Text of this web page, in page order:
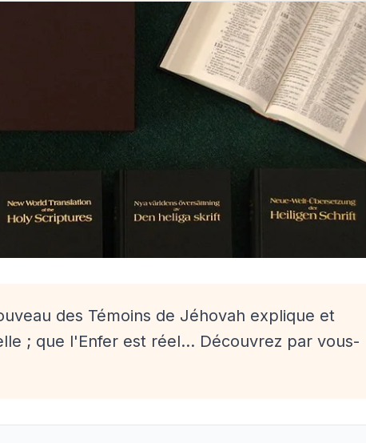
des Témoins de Jéhovah explique et
; que l'Enfer est réel... Découvrez par vous-